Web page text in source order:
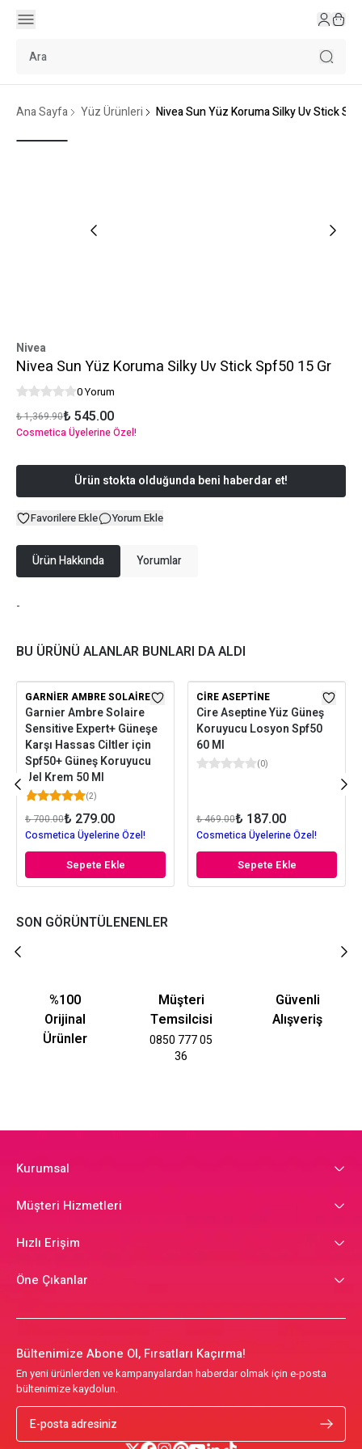
Ana Sayfa Yüz Ürünleri Nivea Sun Yüz Koruma Silky Uv Stick
Nivea
Nivea Sun Yüz Koruma Silky Uv Stick Spf50 15 Gr
0 Yorum
₺ 1,369.90₺ 545.00
Cosmetica Üyelerine Özel!
Ürün stokta olduğunda beni haberdar et!
Favorilere Ekle Yorum Ekle
Ürün Hakkında Yorumlar
-
BU ÜRÜNÜ ALANLAR BUNLARI DA ALDI
GARNIER AMBRE SOLAIRE
Garnier Ambre Solaire
Sensitive Expert+ Güneşe
Karşı Hassas Ciltler için
Spf50+ Güneş Koruyucu
Jel Krem 50 Ml
(2)
₺ 700.00₺ 279.00
Cosmetica Üyelerine Özel!
Sepete Ekle
CIRE ASEPTINE
Cire Aseptine Yüz Güneş
Koruyucu Losyon Spf50
60 Ml
(0)
₺ 469.00₺ 187.00
Cosmetica Üyelerine Özel!
Sepete Ekle
SON GÖRÜNTÜLENENLER
%100
Orijinal
Ürünler
Müşteri
Temsilcisi
0850 777 05
36
Güvenli
Alışveriş
Kurumsal
Müşteri Hizmetleri
Hızlı Erişim
Öne Çıkanlar
Bültenimize Abone Ol, Fırsatları Kaçırma!
En yeni ürünlerden ve kampanyalardan haberdar olmak için e-posta
bültenimize kaydolun.